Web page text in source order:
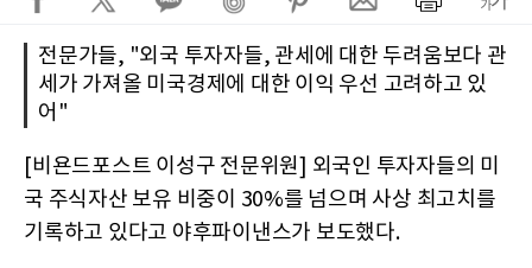
전문가들, "외국 투자자들, 관세에 대한 두려움보다 관
세가 가져올 미국경제에 대한 이익 우선 고려하고 있
어"
[비욘드포스트 이성구 전문위원] 외국인 투자자들의 미
국 주식자산 보유 비중이 30%를 넘으며 사상 최고치를
기록하고 있다고 야후파이낸스가 보도했다.